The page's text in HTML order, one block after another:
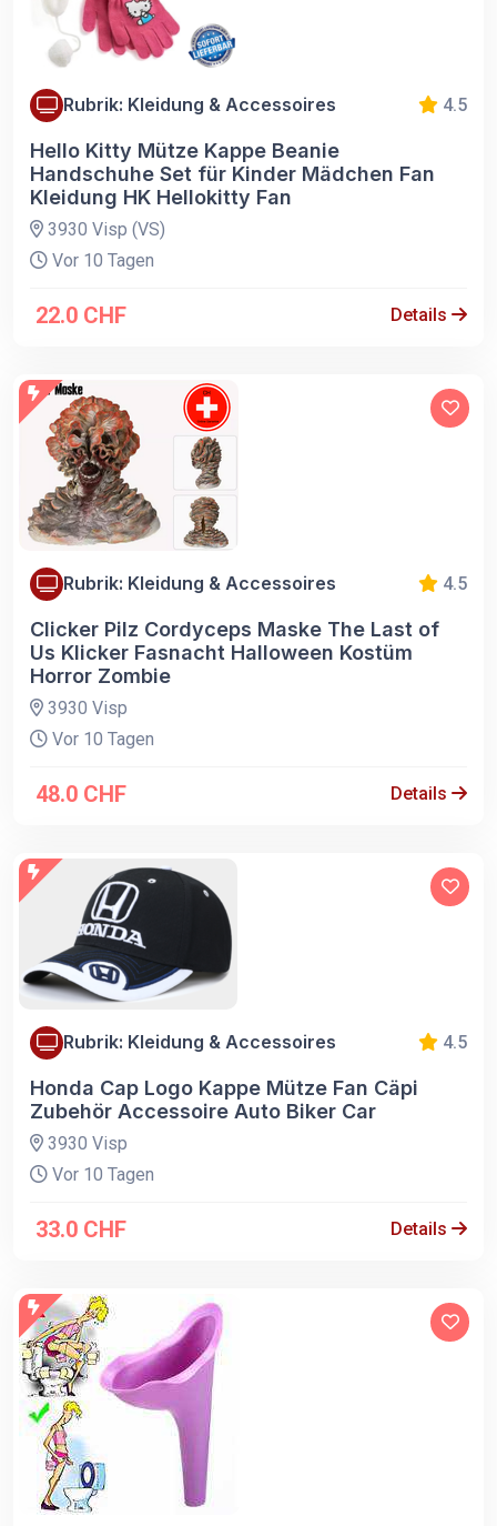
Rubrik: Kleidung & Accessoires 4.5
Hello Kitty Mütze Kappe Beanie
Handschuhe Set für Kinder Mädchen Fan
Kleidung HK Hellokitty Fan
3930 Visp (VS)
Vor 10 Tagen
22.0 CHF Details
Rubrik: Kleidung & Accessoires 4.5
Clicker Pilz Cordyceps Maske The Last of
Us Klicker Fasnacht Halloween Kostüm
Horror Zombie
3930 Visp
Vor 10 Tagen
48.0 CHF Details
Rubrik: Kleidung & Accessoires 4.5
Honda Cap Logo Kappe Mütze Fan Cäpi
Zubehör Accessoire Auto Biker Car
3930 Visp
Vor 10 Tagen
33.0 CHF Details